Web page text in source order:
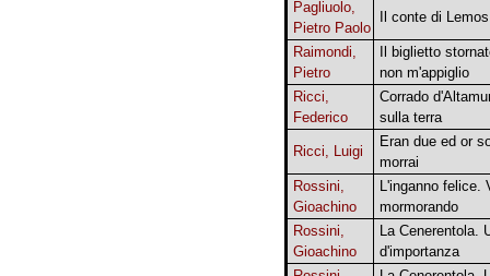
Pagliuolo,
Pietro Paolo
Il conte di
Raimondi,
Pietro
Il biglietto
non m'appiglio
Ricci,
Federico
Corrado
sulla terra
Ricci, Luigi
Eran due ed or
morrai
Rossini,
Gioachino
L'inganno felice.
mormorando
Rossini,
Gioachino
La Cenerentola.
d'importanza